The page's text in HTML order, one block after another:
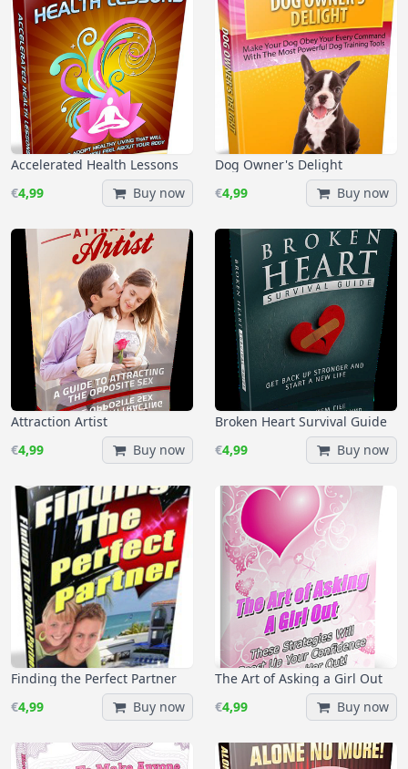
Accelerated Health Lessons
€4,99 Buy now
Dog Owner's Delight
€4,99 Buy now
Attraction Artist
€4,99 Buy now
Broken Heart Survival Guide
€4,99 Buy now
Finding the Perfect Partner
€4,99 Buy now
The Art of Asking a Girl Out
€4,99 Buy now